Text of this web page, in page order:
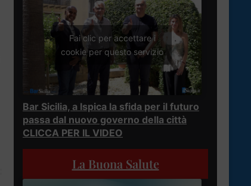
Fai clic per accettare i
cookie per questo servizio
Bar Sicilia, a Ispica la sfida per il futuro
passa dal nuovo governo della città
CLICCA PER IL VIDEO
La Buona Salute